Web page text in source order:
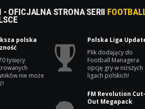
- OFICJALNA STRONA SERII
polska
tysięcy
nie może
Polska Liga
Plik dodający do
Football Managera
opcję gry w niższych
ligach polskich!
FM Revolution
Out Megapack